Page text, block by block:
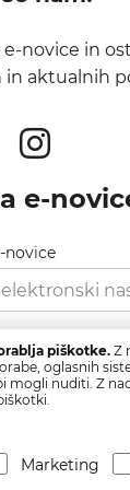
e-novice in
in aktualnih
e-
novice
s pravilnikom
piškotke. Z
oglasnih
mogli nuditi. Z
Marketing